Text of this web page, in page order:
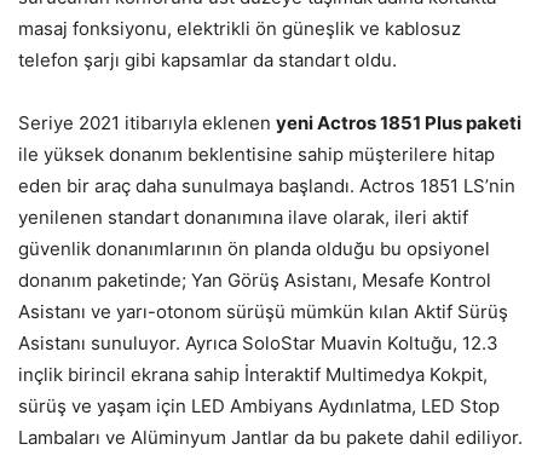
masaj fonksiyonu, elektrikli ön güneşlik ve kablosuz
telefon şarjı gibi kapsamlar da standart oldu.
Seriye 2021 itibarıyla eklenen yeni Actros 1851 Plus paketi
ile yüksek donanım beklentisine sahip müşterilere hitap
eden bir araç daha sunulmaya başlandı. Actros 1851 LS’nin
yenilenen standart donanımına ilave olarak, ileri aktif
güvenlik donanımlarının ön planda olduğu bu opsiyonel
donanım paketinde; Yan Görüş Asistanı, Mesafe Kontrol
Asistanı ve yarı-otonom sürüşü mümkün kılan Aktif Sürüş
Asistanı sunuluyor. Ayrıca SoloStar Muavin Koltuğu, 12.3
inçlik birincil ekrana sahip İnteraktif Multimedya Kokpit,
sürüş ve yaşam için LED Ambiyans Aydınlatma, LED Stop
Lambaları ve Alüminyum Jantlar da bu pakete dahil ediliyor.